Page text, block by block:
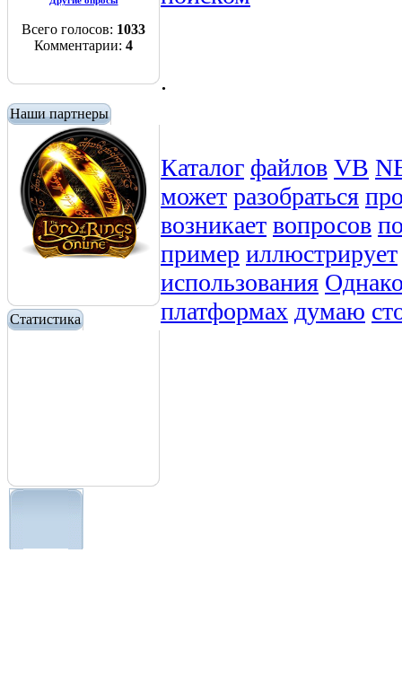
Всего голосов: 1033
Комментарии: 4
Наши партнеры
Статистика
.
Каталог файлов VB
может разобраться
возникает вопросов
пример иллюстрирует
использования
платформах думаю